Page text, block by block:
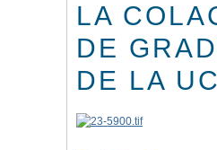
LA
DE
DE LA